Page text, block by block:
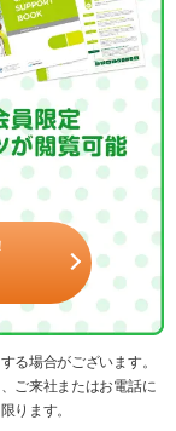
る場合がございます。
ご来社またはお電話に
ります。